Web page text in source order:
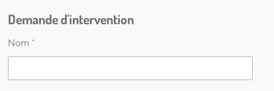
Demande d'intervention
Nom *